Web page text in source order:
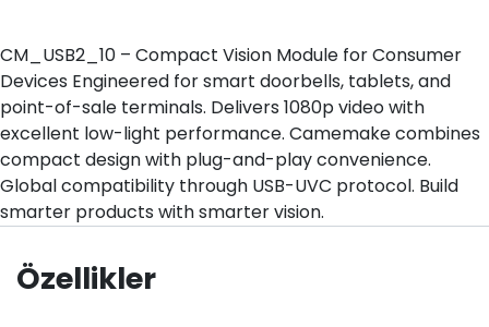
CM_USB2_10 – Compact Vision Module for Consumer
Devices Engineered for smart doorbells, tablets, and
point-of-sale terminals. Delivers 1080p video with
excellent low-light performance. Camemake combines
compact design with plug-and-play convenience.
Global compatibility through USB-UVC protocol. Build
smarter products with smarter vision.
Özellikler